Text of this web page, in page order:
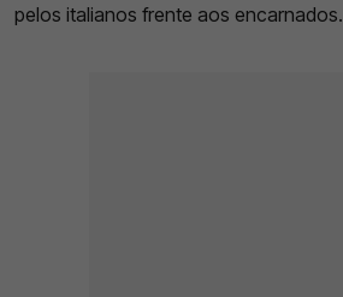
pelos italianos frente aos encarnados.